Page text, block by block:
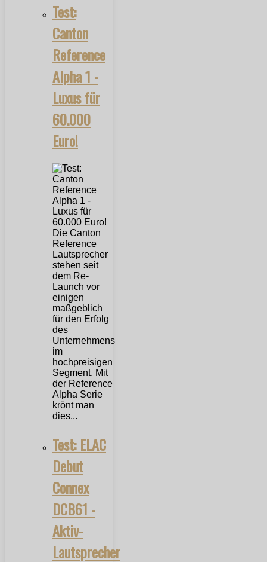
Test:
Canton
Reference
Alpha 1 -
Luxus für
60.000
Euro!
Die Canton
Reference
Lautsprecher
stehen seit
dem Re-
Launch vor
einigen
maßgeblich
für den Erfolg
des
Unternehmens
im
hochpreisigen
Segment. Mit
der Reference
Alpha Serie
krönt man
dies...
Test: ELAC
Debut
Connex
DCB61 -
Aktiv-
Lautsprecher